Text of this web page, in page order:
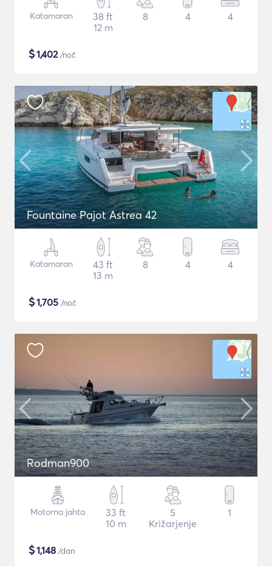
Katamaran
38 ft
12 m
8 4 4
$1,402/noč
Fountaine Pajot Astrea 42
Katamaran
43 ft
13 m
8 4 4
$1,705 /noč
Rodman900
Motorna jahta
33 ft
10 m
5
Križarjenje
1
$1,148 /dan